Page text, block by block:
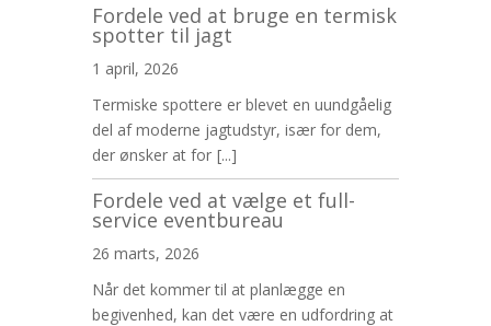
Fordele ved at bruge en termisk
spotter til jagt
1 april, 2026
Termiske spottere er blevet en uundgåelig
del af moderne jagtudstyr, især for dem,
der ønsker at for [...]
Fordele ved at vælge et full-
service eventbureau
26 marts, 2026
Når det kommer til at planlægge en
begivenhed, kan det være en udfordring at